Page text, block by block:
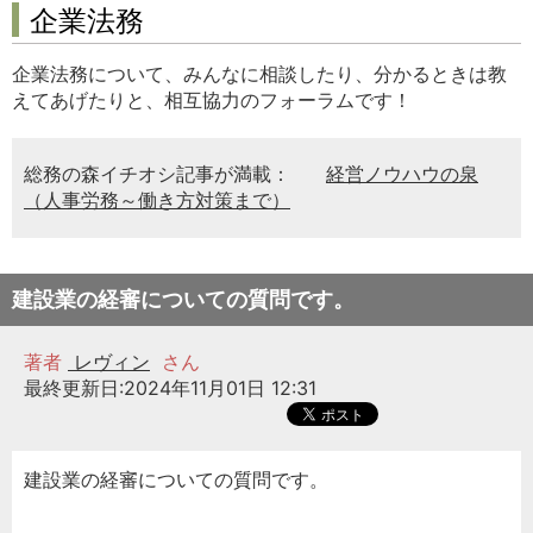
企業法務
企業法務について、みんなに相談したり、分かるときは教
えてあげたりと、相互協力のフォーラムです！
総務の森イチオシ記事が満載：
経営ノウハウの泉
（人事労務～働き方対策まで）
建設業の経審についての質問です。
著者 レヴィン
さん
最終更新日:2024年11月01日 12:31
建設業の経審についての質問です。